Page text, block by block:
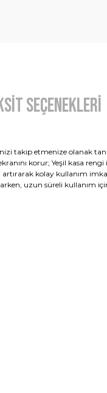
Seçenekleri
takip etmenize olanak
korur; Yeşil kasa
kolay kullanım
uzun süreli kullanım